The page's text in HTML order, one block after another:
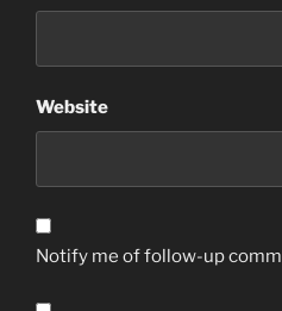
Website
Notify me of follow-up